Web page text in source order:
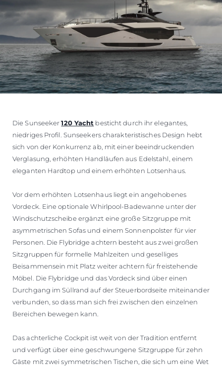
Die Sunseeker120 Yacht besticht durch ihr elegantes,
niedriges Profil. Sunseekers charakteristisches Design hebt
sich von der Konkurrenz ab, mit einer beeindruckenden
Verglasung, erhöhten Handläufen aus Edelstahl, einem
eleganten Hardtop und einem erhöhten Lotsenhaus.
Vor dem erhöhten Lotsenhaus liegt ein angehobenes
Vordeck. Eine optionale Whirlpool-Badewanne unter der
Windschutzscheibe ergänzt eine große Sitzgruppe mit
asymmetrischen Sofas und einem Sonnenpolster für vier
Personen. Die Flybridge achtern besteht aus zwei großen
Sitzgruppen für formelle Mahlzeiten und geselliges
Beisammensein mit Platz weiter achtern für freistehende
Möbel. Die Flybridge und das Vordeck sind über einen
Durchgang im Süllrand auf der Steuerbordseite miteinander
verbunden, so dass man sich frei zwischen den einzelnen
Bereichen bewegen kann.
Das achterliche Cockpit ist weit von der Tradition entfernt
und verfügt über eine geschwungene Sitzgruppe für zehn
Gäste mit zwei symmetrischen Tischen, die sich um eine Wet